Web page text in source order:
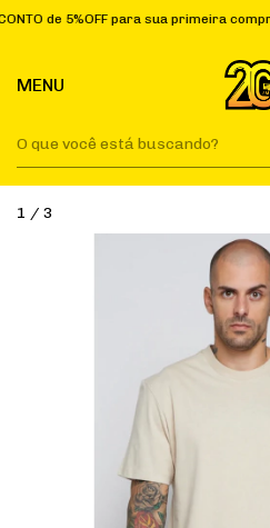
de 5%OFF para sua primeira compra
MENU
1 / 3